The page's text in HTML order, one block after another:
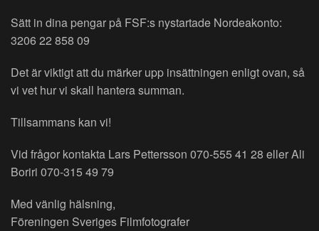
Sätt in dina pengar på FSF:s nystartade Nordeakonto:
3206 22 858 09
Det är viktigt att du märker upp insättningen enligt ovan, så
vi vet hur vi skall hantera summan.
Tillsammans kan vi!
Vid frågor kontakta Lars Pettersson 070-555 41 28 eller Ali
Boriri 070-315 49 79
Med vänlig hälsning,
Föreningen Sveriges Filmfotografer